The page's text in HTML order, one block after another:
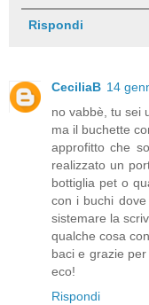
Rispondi
CeciliaB 14
no vabbè, tu sei
ma il buchette
approfitto che
realizzato un
bottiglia pet o
con i buchi
sistemare la
qualche cosa
baci e grazie
eco!
Rispondi